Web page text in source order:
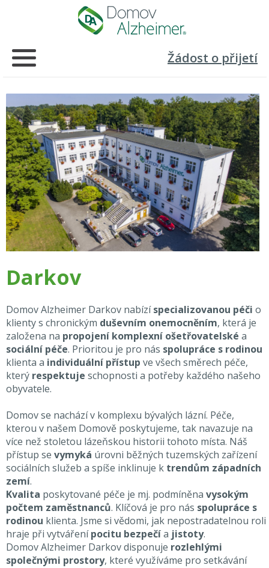
Žádost o přijetí
Darkov
Domov Alzheimer Darkov nabízíspecializovanou péči o
klienty s chronickým duševním onemocněním, která je
založena na propojení komplexní ošetřovatelské a
sociální péče. Prioritou je pro nás spolupráce s rodinou
klienta a individuální přístup ve všech směrech péče,
který respektuje schopnosti a potřeby každého našeho
obyvatele.
Domov se nachází v komplexu bývalých lázní. Péče,
kterou v našem Domově poskytujeme, tak navazuje na
více než stoletou lázeňskou historii tohoto místa. Náš
přístup se vymyká úrovni běžných tuzemských zařízení
sociálních služeb a spíše inklinuje k trendům západních
zemí.
Kvalita poskytované péče je mj. podmíněna vysokým
počtem zaměstnanců. Klíčová je pro nás spolupráce s
rodinou klienta. Jsme si vědomi, jak nepostradatelnou roli
hraje při vytvářenípocitu bezpečía jistoty.
Domov Alzheimer Darkov disponuje rozlehlými
společnými prostory, které využíváme pro setkávání